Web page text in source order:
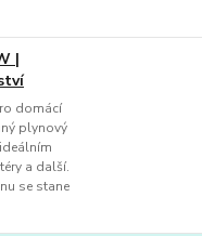
|
domácí
plynový
a další.
se stane